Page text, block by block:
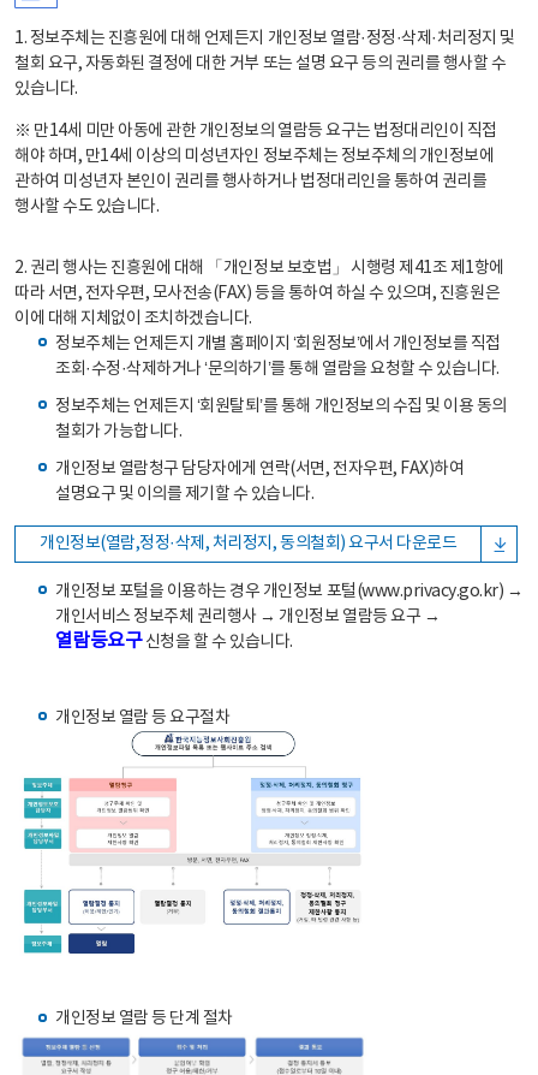
1. 정보주체는 진흥원에 대해 언제든지 개인정보 열람·정정·삭제·처리정지 및
철회 요구, 자동화된 결정에 대한 거부 또는 설명 요구 등의 권리를 행사할 수
있습니다.
※ 만14세 미만 아동에 관한 개인정보의 열람등 요구는 법정대리인이 직접
해야 하며, 만14세 이상의 미성년자인 정보주체는 정보주체의 개인정보에
관하여 미성년자 본인이 권리를 행사하거나 법정대리인을 통하여 권리를
행사할 수도 있습니다.
2. 권리 행사는 진흥원에 대해 「개인정보 보호법」 시행령 제41조 제1항에
따라 서면, 전자우편, 모사전송(FAX) 등을 통하여 하실 수 있으며, 진흥원은
이에 대해 지체없이 조치하겠습니다.
정보주체는 언제든지 개별 홈페이지 ‘회원정보’에서 개인정보를 직접
조회·수정·삭제하거나 ‘문의하기’를 통해 열람을 요청할 수 있습니다.
정보주체는 언제든지 ‘회원탈퇴’를 통해 개인정보의 수집 및 이용 동의
철회가 가능합니다.
개인정보 열람청구 담당자에게 연락(서면, 전자우편, FAX)하여
설명요구 및 이의를 제기할 수 있습니다.
개인정보(열람,정정·삭제, 처리정지, 동의철회) 요구서 다운로드
개인정보 포털을 이용하는 경우 개인정보 포털(www.privacy.go.kr) →
개인서비스 정보주체 권리행사 → 개인정보 열람등 요구 →
열람등요구신청을 할 수 있습니다.
개인정보 열람 등 요구절차
개인정보 열람 등 단계 절차